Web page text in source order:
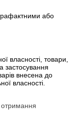
або
власності, товари,
застосування
внесена до
власності.
отримання